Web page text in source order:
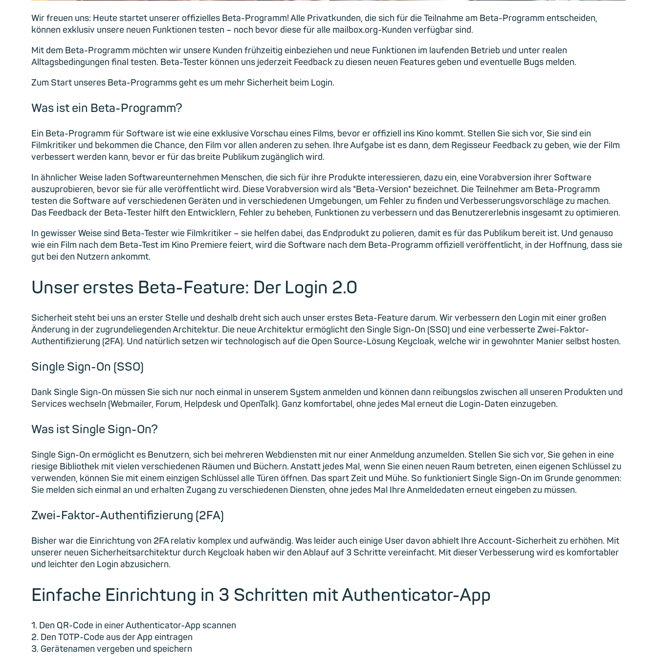
Wir freuen uns: Heute startet unserer offizielles Beta-Programm! Alle Privatkunden, die sich für die Teilnahme am Beta-Programm entscheiden,
können exklusiv unsere neuen Funktionen testen – noch bevor diese für alle mailbox.org-Kunden verfügbar sind.
Mit dem Beta-Programm möchten wir unsere Kunden frühzeitig einbeziehen und neue Funktionen im laufenden Betrieb und unter realen
Alltagsbedingungen final testen. Beta-Tester können uns jederzeit Feedback zu diesen neuen Features geben und eventuelle Bugs melden.
Zum Start unseres Beta-Programms geht es um mehr Sicherheit beim Login.
Was ist ein Beta-Programm?
Ein Beta-Programm für Software ist wie eine exklusive Vorschau eines Films, bevor er offiziell ins Kino kommt. Stellen Sie sich vor, Sie sind ein
Filmkritiker und bekommen die Chance, den Film vor allen anderen zu sehen. Ihre Aufgabe ist es dann, dem Regisseur Feedback zu geben, wie der Film
verbessert werden kann, bevor er für das breite Publikum zugänglich wird.
In ähnlicher Weise laden Softwareunternehmen Menschen, die sich für ihre Produkte interessieren, dazu ein, eine Vorabversion ihrer Software
auszuprobieren, bevor sie für alle veröffentlicht wird. Diese Vorabversion wird als "Beta-Version" bezeichnet. Die Teilnehmer am Beta-Programm
testen die Software auf verschiedenen Geräten und in verschiedenen Umgebungen, um Fehler zu finden und Verbesserungsvorschläge zu machen.
Das Feedback der Beta-Tester hilft den Entwicklern, Fehler zu beheben, Funktionen zu verbessern und das Benutzererlebnis insgesamt zu optimieren.
In gewisser Weise sind Beta-Tester wie Filmkritiker – sie helfen dabei, das Endprodukt zu polieren, damit es für das Publikum bereit ist. Und genauso
wie ein Film nach dem Beta-Test im Kino Premiere feiert, wird die Software nach dem Beta-Programm offiziell veröffentlicht, in der Hoffnung, dass sie
gut bei den Nutzern ankommt.
Unser erstes Beta-Feature: Der Login 2.0
Sicherheit steht bei uns an erster Stelle und deshalb dreht sich auch unser erstes Beta-Feature darum. Wir verbessern den Login mit einer großen
Änderung in der zugrundeliegenden Architektur. Die neue Architektur ermöglicht den Single Sign-On (SSO) und eine verbesserte Zwei-Faktor-
Authentifizierung (2FA). Und natürlich setzen wir technologisch auf die Open Source-Lösung Keycloak, welche wir in gewohnter Manier selbst hosten.
Single Sign-On (SSO)
Dank Single Sign-On müssen Sie sich nur noch einmal in unserem System anmelden und können dann reibungslos zwischen all unseren Produkten und
Services wechseln (Webmailer, Forum, Helpdesk und OpenTalk). Ganz komfortabel, ohne jedes Mal erneut die Login-Daten einzugeben.
Was ist Single Sign-On?
Single Sign-On ermöglicht es Benutzern, sich bei mehreren Webdiensten mit nur einer Anmeldung anzumelden. Stellen Sie sich vor, Sie gehen in eine
riesige Bibliothek mit vielen verschiedenen Räumen und Büchern. Anstatt jedes Mal, wenn Sie einen neuen Raum betreten, einen eigenen Schlüssel zu
verwenden, können Sie mit einem einzigen Schlüssel alle Türen öffnen. Das spart Zeit und Mühe. So funktioniert Single Sign-On im Grunde genommen:
Sie melden sich einmal an und erhalten Zugang zu verschiedenen Diensten, ohne jedes Mal Ihre Anmeldedaten erneut eingeben zu müssen.
Zwei-Faktor-Authentifizierung (2FA)
Bisher war die Einrichtung von 2FA relativ komplex und aufwändig. Was leider auch einige User davon abhielt Ihre Account-Sicherheit zu erhöhen. Mit
unserer neuen Sicherheitsarchitektur durch Keycloak haben wir den Ablauf auf 3 Schritte vereinfacht. Mit dieser Verbesserung wird es komfortabler
und leichter den Login abzusichern.
Einfache Einrichtung in 3 Schritten mit Authenticator-App
1. Den QR-Code in einer Authenticator-App scannen
2. Den TOTP-Code aus der App eintragen
3. Gerätenamen vergeben und speichern